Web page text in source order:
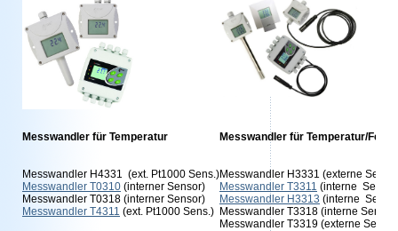
Messwandler für Temperatur
Messwandler H4331 (ext. Pt1000 Sens.)
Messwandler T0310 (interner Sensor)
Messwandler T0318 (interner Sensor)
Messwandler T4311 (ext. Pt1000 Sens.)
Messwandler für Temperatur/
Messwandler H3331 (externe
Messwandler T3311 (interne
Messwandler H3313 (interne
Messwandler T3318 (interne
Messwandler T3319 (externe